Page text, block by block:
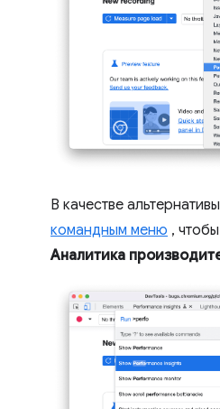
В качестве
командным меню ,
Аналитика